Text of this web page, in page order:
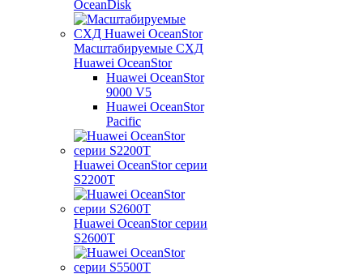
OceanDisk
Масштабируемые СХД
Huawei OceanStor
Huawei OceanStor
9000 V5
Huawei OceanStor
Pacific
Huawei OceanStor серии
S2200T
Huawei OceanStor серии
S2600T